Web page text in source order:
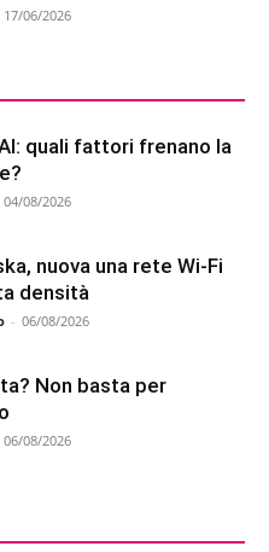
17/06/2026
quali fattori frenano la
04/08/2026
nuova una rete Wi-Fi
densità
- 06/08/2026
Non basta per
06/08/2026